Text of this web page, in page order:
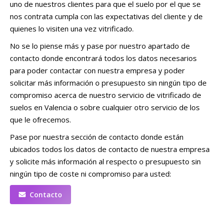
uno de nuestros clientes para que el suelo por el que se
nos contrata cumpla con las expectativas del cliente y de
quienes lo visiten una vez vitrificado.
No se lo piense más y pase por nuestro apartado de
contacto donde encontrará todos los datos necesarios
para poder contactar con nuestra empresa y poder
solicitar más información o presupuesto sin ningún tipo de
compromiso acerca de nuestro servicio de vitrificado de
suelos en Valencia o sobre cualquier otro servicio de los
que le ofrecemos.
Pase por nuestra sección de contacto donde están
ubicados todos los datos de contacto de nuestra empresa
y solicite más información al respecto o presupuesto sin
ningún tipo de coste ni compromiso para usted:
Contacto